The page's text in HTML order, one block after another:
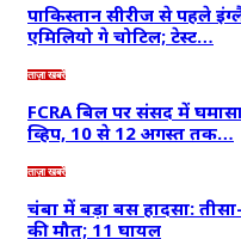
पाकिस्तान सीरीज से पहले
एमिलियो गे चोटिल; टेस्ट…
ताज़ा खबरें
FCRA बिल पर संसद में
व्हिप, 10 से 12 अगस्त तक…
ताज़ा खबरें
चंबा में बड़ा बस हादसा:
की मौत; 11 घायल